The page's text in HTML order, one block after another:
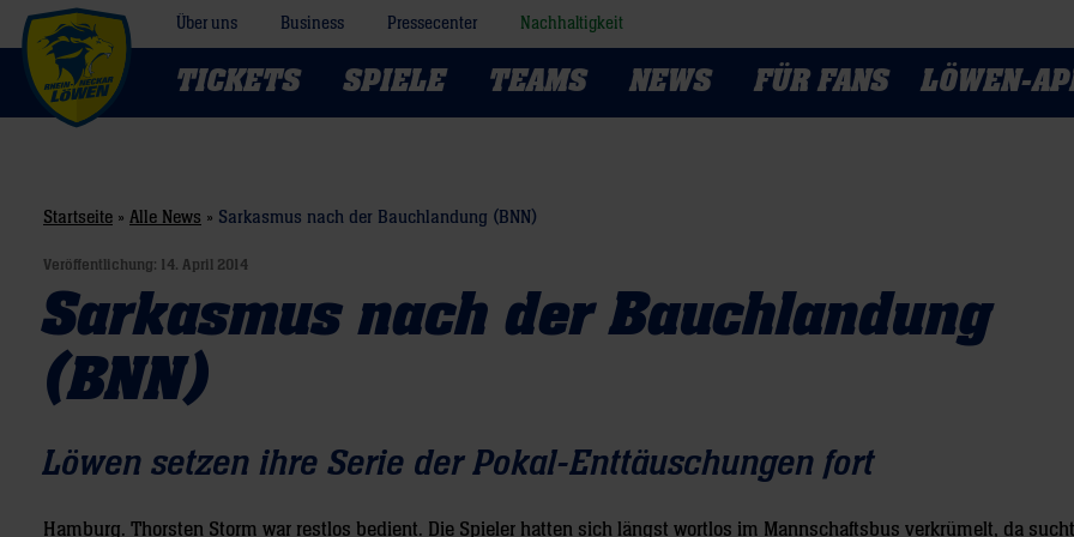
Über uns Business Pressecenter Nachhaltigkeit
TICKETS SPIELE TEAMS NEWS FÜR FANS LÖWEN-
Startseite » Alle News » Sarkasmus nach der Bauchlandung (BNN)
Veröffentlichung: 14. April 2014
Sarkasmus nach der Bauchlandung
(BNN)
Löwen setzen ihre Serie der Pokal-Enttäuschungen fort
Hamburg. Thorsten Storm war restlos bedient. Die Spieler hatten sich längst wortlos im Mannschaftsbus verkrümelt, da